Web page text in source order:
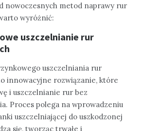
nowoczesnych metod naprawy rur
wyróżnić:
uszczelnianie rur
uszczelniania rur
innowacyjne rozwiązanie, które
i uszczelnianie rur bez
Proces polega na wprowadzeniu
uszczelniającej do uszkodzonej
się, tworząc trwałe i